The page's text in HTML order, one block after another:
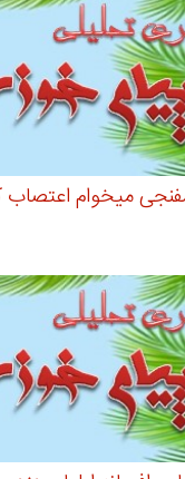
میخوام اعتصاب